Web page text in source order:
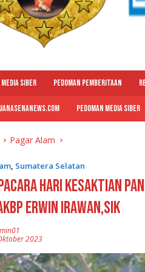
SIBER PEDOMAN PEMBERITAAN
PEDOMAN MEDIA SIBER
Pagar Alam
, Sumatera Selatan
Hari Kesaktian
Erwin Irawan,Sik
2023